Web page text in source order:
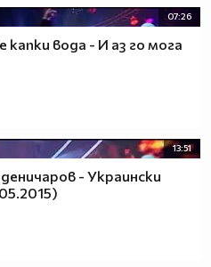
07:26
капки вода - И аз го мога
13:51
- Украински